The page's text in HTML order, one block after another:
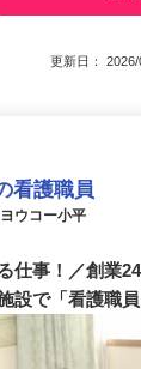
更新日：
看護職員
ウコー小平
仕事！／創業
設で「看護職